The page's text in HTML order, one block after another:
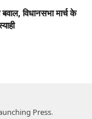
विधानसभा मार्च के
Press.